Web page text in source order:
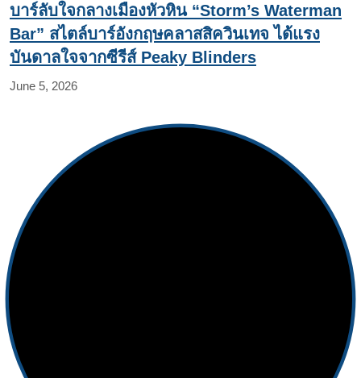
บาร์ลับใจกลางเมืองหัวหิน “Storm’s Waterman
Bar” สไตล์บาร์อังกฤษคลาสสิควินเทจ ได้แรง
บันดาลใจจากซีรีส์ Peaky Blinders
June 5, 2026